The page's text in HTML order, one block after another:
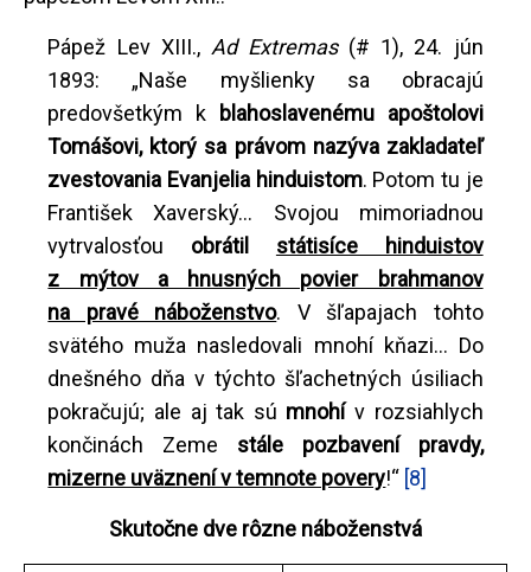
Pápež Lev XIII., Ad Extremas(# 1), 24. jún
1893: „Naše myšlienky sa obracajú
predovšetkým k blahoslavenému apoštolovi
Tomášovi, ktorý sa právom nazýva zakladateľ
zvestovania Evanjelia hinduistom. Potom tu je
František Xaverský... Svojou mimoriadnou
vytrvalosťou obrátil státisíce hinduistov
z mýtov a hnusných povier brahmanov
na pravé náboženstvo. V šľapajach tohto
svätého muža nasledovali mnohí kňazi... Do
dnešného dňa v týchto šľachetných úsiliach
pokračujú; ale aj tak sú mnohív rozsiahlych
končinách Zeme stále pozbavení pravdy,
mizerne uväznení v temnote povery!“ [8]
Skutočne dve rôzne náboženstvá